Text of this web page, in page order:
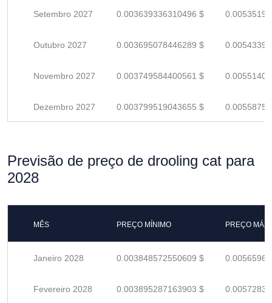
Setembro 2027 0.003639336310496 $
Outubro 2027 0.003695078446289 $
Novembro 2027 0.003749584400561 $
Dezembro 2027 0.003799519043655 $
Previsão de preço de drooling cat para
2028
MÊS PREÇO MÍNIMO PREÇO
Janeiro 2028 0.003848572550609 $
Fevereiro 2028 0.003895287163903 $